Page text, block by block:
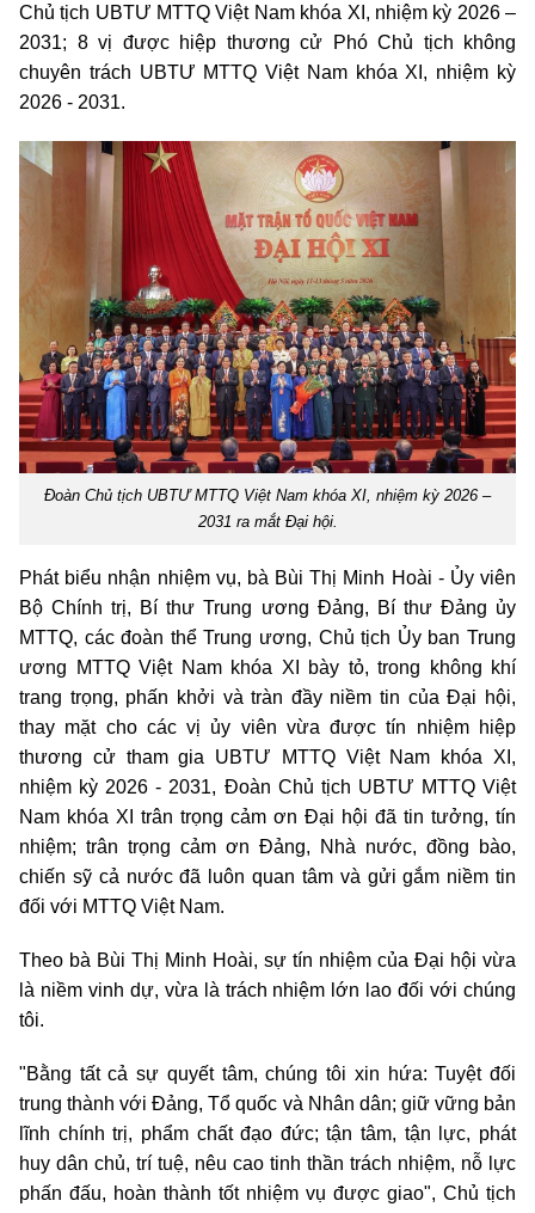
Chủ tịch UBTƯ MTTQ Việt Nam khóa XI, nhiệm kỳ 2026 –
2031; 8 vị được hiệp thương cử Phó Chủ tịch không
chuyên trách UBTƯ MTTQ Việt Nam khóa XI, nhiệm kỳ
2026 - 2031.
Đoàn Chủ tịch UBTƯ MTTQ Việt Nam khóa XI, nhiệm kỳ 2026 –
2031 ra mắt Đại hội.
Phát biểu nhận nhiệm vụ, bà Bùi Thị Minh Hoài - Ủy viên
Bộ Chính trị, Bí thư Trung ương Đảng, Bí thư Đảng ủy
MTTQ, các đoàn thể Trung ương, Chủ tịch Ủy ban Trung
ương MTTQ Việt Nam khóa XI bày tỏ, trong không khí
trang trọng, phấn khởi và tràn đầy niềm tin của Đại hội,
thay mặt cho các vị ủy viên vừa được tín nhiệm hiệp
thương cử tham gia UBTƯ MTTQ Việt Nam khóa XI,
nhiệm kỳ 2026 - 2031, Đoàn Chủ tịch UBTƯ MTTQ Việt
Nam khóa XI trân trọng cảm ơn Đại hội đã tin tưởng, tín
nhiệm; trân trọng cảm ơn Đảng, Nhà nước, đồng bào,
chiến sỹ cả nước đã luôn quan tâm và gửi gắm niềm tin
đối với MTTQ Việt Nam.
Theo bà Bùi Thị Minh Hoài, sự tín nhiệm của Đại hội vừa
là niềm vinh dự, vừa là trách nhiệm lớn lao đối với chúng
tôi.
"Bằng tất cả sự quyết tâm, chúng tôi xin hứa: Tuyệt đối
trung thành với Đảng, Tổ quốc và Nhân dân; giữ vững bản
lĩnh chính trị, phẩm chất đạo đức; tận tâm, tận lực, phát
huy dân chủ, trí tuệ, nêu cao tinh thần trách nhiệm, nỗ lực
phấn đấu, hoàn thành tốt nhiệm vụ được giao", Chủ tịch